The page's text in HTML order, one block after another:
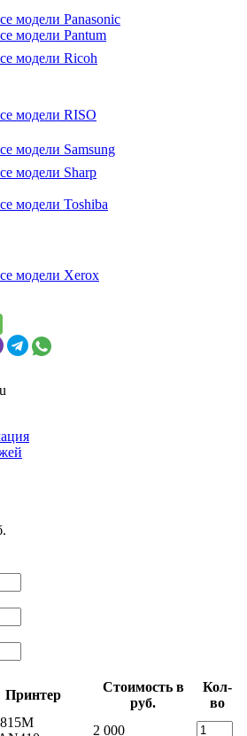
модели Panasonic
модели Pantum
модели Ricoh
модели RISO
модели Samsung
модели Sharp
модели Toshiba
модели Xerox
Принтер
Стоимость в
руб.
Кол-
во
2 000